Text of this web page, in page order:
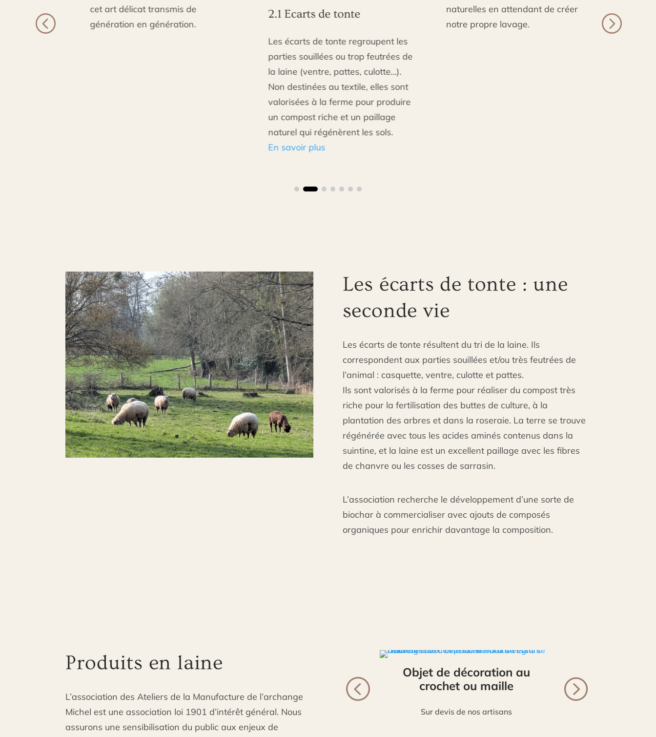
cet art délicat transmis de
génération en génération.
2.1 Ecarts de tonte
Les écarts de tonte regroupent les
parties souillées ou trop feutrées de
la laine (ventre, pattes, culotte…).
Non destinées au textile, elles sont
valorisées à la ferme pour produire
un compost riche et un paillage
naturel qui régénèrent les sols.
En savoir plus
naturelles en attendant de créer
notre propre lavage.
Les écarts de tonte : une
seconde vie
Les écarts de tonte résultent du tri de la laine. Ils
correspondent aux parties souillées et/ou très feutrées de
l’animal : casquette, ventre, culotte et pattes.
Ils sont valorisés à la ferme pour réaliser du compost très
riche pour la fertilisation des buttes de culture, à la
plantation des arbres et dans la roseraie. La terre se trouve
régénérée avec tous les acides aminés contenus dans la
suintine, et la laine est un excellent paillage avec les fibres
de chanvre ou les cosses de sarrasin.
L’association recherche le développement d’une sorte de
biochar à commercialiser avec ajouts de composés
organiques pour enrichir davantage la composition.
Produits en laine
L’association des Ateliers de la Manufacture de l’archange
Michel est une association loi 1901 d’intérêt général. Nous
assurons une sensibilisation du public aux enjeux de
Sur commande
Objet de décoration au
crochet ou maille
Sur devis de nos artisans